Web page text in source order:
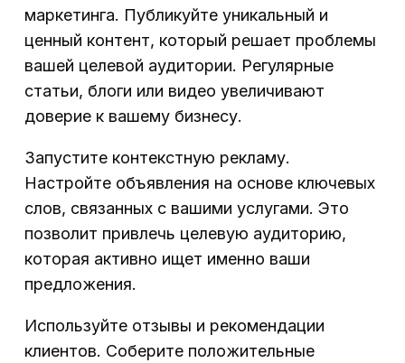
маркетинга. Публикуйте уникальный и
ценный контент, который решает проблемы
вашей целевой аудитории. Регулярные
статьи, блоги или видео увеличивают
доверие к вашему бизнесу.
Запустите контекстную рекламу.
Настройте объявления на основе ключевых
слов, связанных с вашими услугами. Это
позволит привлечь целевую аудиторию,
которая активно ищет именно ваши
предложения.
Используйте отзывы и рекомендации
клиентов. Соберите положительные